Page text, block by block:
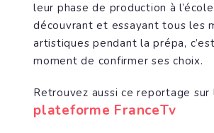
leur phase de production à
découvrant et essayant tous les
artistiques pendant la prépa,
moment de confirmer ses choix.
Retrouvez aussi ce reportage sur
plateforme FranceTv